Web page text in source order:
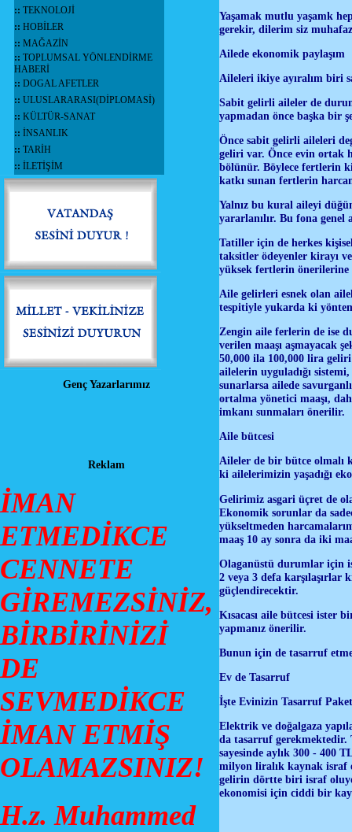
:: TEKNOLOJİ
:: HOBİLER
:: MAĞAZİN
:: TOPLUMSAL YÖNLENDİRME
HABERİ
:: DOGAL AFETLER
:: ULUSLARARASI(DİPLOMASİ)
:: KÜLTÜR-SANAT
:: İNSANLIK
:: TARİH
:: İLETİŞİM
Genç Yazarlarımız
Reklam
İMAN
ETMEDİKCE
CENNETE
GİREMEZSİNİZ,
BİRBİRİNİZİ
DE
SEVMEDİKCE
İMAN ETMİŞ
OLAMAZSINIZ!
H.z. Muhammed
Yaşamak mutlu yaşamk
gerekir, dilerim siz
Ailede ekonomik paylaşım
Aileleri ikiye ayıralım biri
Sabit gelirli aileler de
yapmadan önce başka bir
Önce sabit gelirli aileleri
geliri var. Önce evin ortak
bölünür. Böylece fertlerin
katkı sunan fertlerin
Yalnız bu kural aileyi
yararlanılır. Bu fona genel
Tatiller için de herkes
taksitler ödeyenler kirayı
yüksek fertlerin önerilerine
Aile gelirleri esnek olan
tespitiyle yukarda ki
Zengin aile ferlerin de ise
verilen maaşı aşmayacak
50,000 ila 100,000 lira
ailelerin uyguladığı
sunarlarsa ailede
ortalma yönetici maaşı,
imkanı sunmaları önerilir.
Aile bütcesi
Aileler de bir bütce olmalı
ki ailelerimizin yaşadığı
Gelirimiz asgari üçret de
Ekonomik sorunlar da
yükseltmeden
maaş 10 ay sonra da iki
Olaganüstü durumlar için
2 veya 3 defa karşılaşırlar
güçlendirecektir.
Kısacası aile bütcesi ister
yapmanız önerilir.
Bunun için de tasarruf
Ev de Tasarruf
İşte Evinizin Tasarruf
Elektrik ve doğalgaza
da tasarruf gerekmektedir.
sayesinde aylık 300 - 400
milyon liralık kaynak israf
gelirin dörtte biri israf
ekonomisi için ciddi bir